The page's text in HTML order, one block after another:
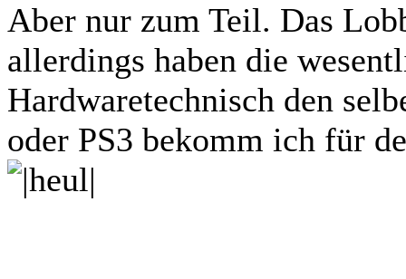
Aber nur zum Teil. Das
allerdings haben die
Hardwaretechnisch den
oder PS3 bekomm ich für